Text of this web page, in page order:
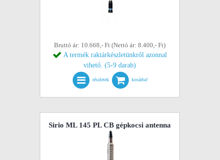
Bruttó ár: 10.668,- Ft (Nettó ár: 8.400,- Ft)
A termék raktárkészletünkről azonnal
vihető. (5-9 darab)
részletek kosárba!
Sirio ML 145 PL CB gépkocsi antenna